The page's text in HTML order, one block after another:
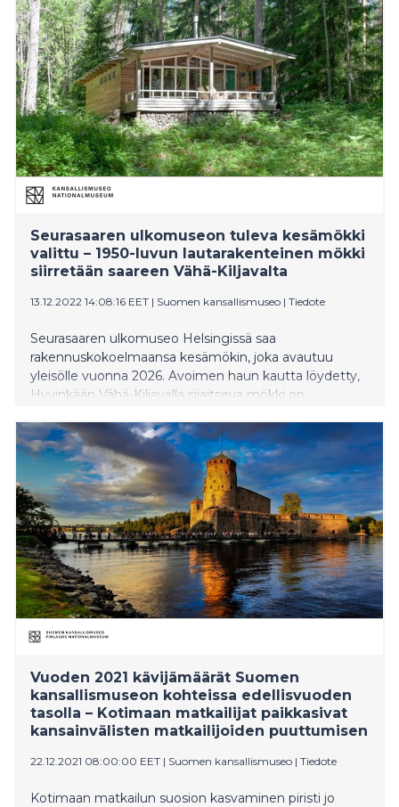
esittelevän Seurasaaren ulkomuseon
kokemuksellisesti kiinni nykyaikaan. Seurasaaren
ulkomuseo avautuu kesäkauteen 15.5.2026.
Seurasaaren ulkomuseon tuleva kesämökki
valittu – 1950-luvun lautarakenteinen mökki
siirretään saareen Vähä-Kiljavalta
13.12.2022 14:08:16 EET | Suomen kansallismuseo | Tiedote
Seurasaaren ulkomuseo Helsingissä saa
rakennuskokoelmaansa kesämökin, joka avautuu
yleisölle vuonna 2026. Avoimen haun kautta löydetty,
Hyvinkään Vähä-Kiljavalla sijaitseva mökki on
Koiso-Kanttila perheelleen. Suomen kansallismuseoon
kuuluva Seurasaaren ulkomuseo on perustettu
vuonna 1909. Museo esittelee suomalaista
rakennusperintöä ja asumisen tapaa 1600-luvulta
1900-luvulle kaikkiaan liki 90 eri puolilta Suomea
tuodun rakennuksen kautta. Edellinen
rakennuskokonaisuus siirrettiin Seurasaareen 40
vuotta sitten.
Vuoden 2021 kävijämäärät Suomen
kansallismuseon kohteissa edellisvuoden
tasolla – Kotimaan matkailijat paikkasivat
kansainvälisten matkailijoiden puuttumisen
22.12.2021 08:00:00 EET | Suomen kansallismuseo | Tiedote
Kotimaan matkailun suosion kasvaminen piristi jo